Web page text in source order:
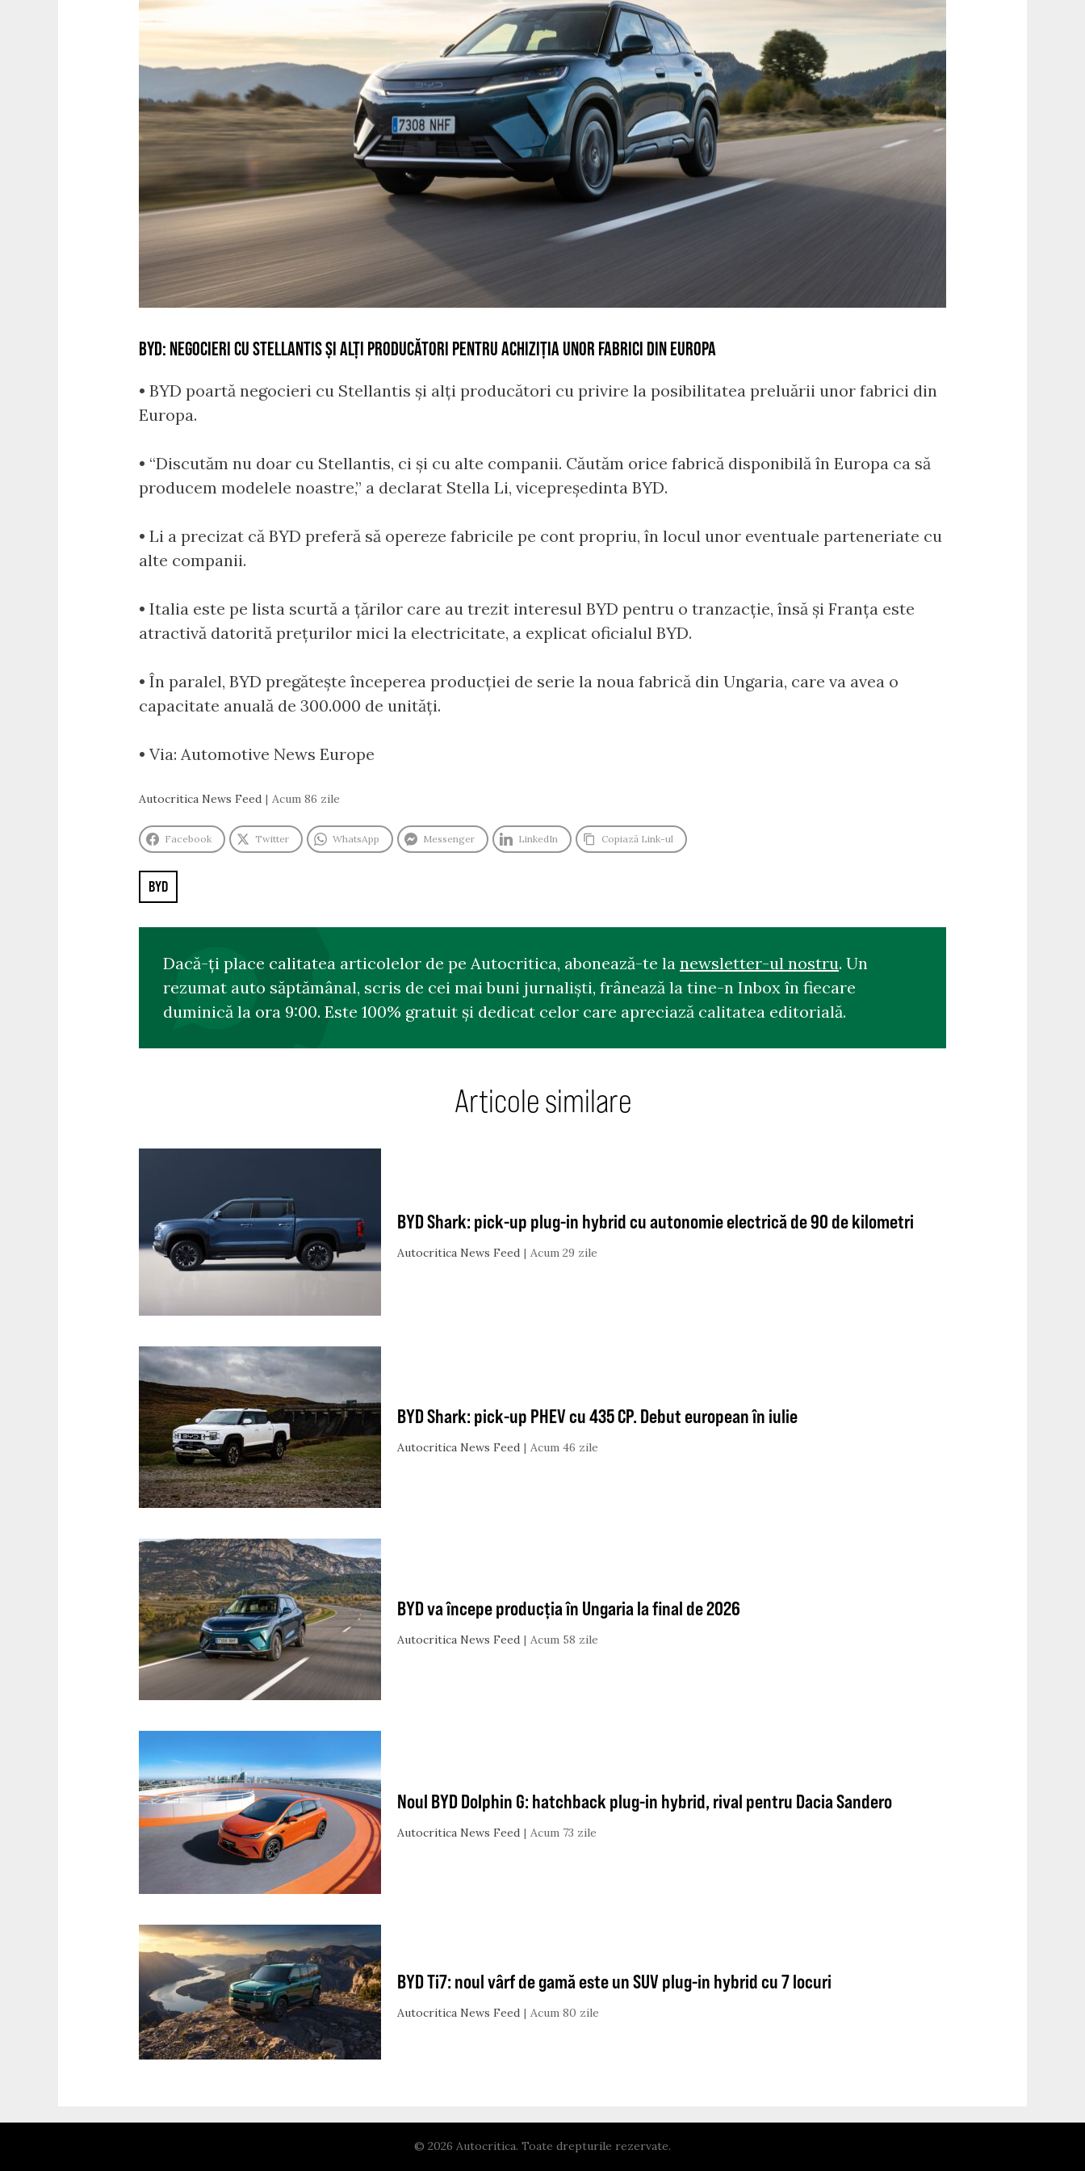
BYD: NEGOCIERI CU STELLANTIS ȘI ALȚI PRODUCĂTORI PENTRU ACHIZIȚIA UNOR FABRICI DIN EUROPA
• BYD poartă negocieri cu Stellantis și alți producători cu privire la posibilitatea preluării unor fabrici din
Europa.
• “Discutăm nu doar cu Stellantis, ci și cu alte companii. Căutăm orice fabrică disponibilă în Europa ca să
producem modelele noastre,” a declarat Stella Li, vicepreședinta BYD.
• Li a precizat că BYD preferă să opereze fabricile pe cont propriu, în locul unor eventuale parteneriate cu
alte companii.
• Italia este pe lista scurtă a țărilor care au trezit interesul BYD pentru o tranzacție, însă și Franța este
atractivă datorită prețurilor mici la electricitate, a explicat oficialul BYD.
• În paralel, BYD pregătește începerea producției de serie la noua fabrică din Ungaria, care va avea o
capacitate anuală de 300.000 de unități.
• Via: Automotive News Europe
Autocritica News Feed Acum 86 zile
Facebook Twitter WhatsApp Messenger LinkedIn Copiază Link-ul
BYD
Dacă-ți place calitatea articolelor de pe Autocritica, abonează-te la newsletter-ul nostru. Un
rezumat auto săptămânal, scris de cei mai buni jurnaliști, frânează la tine-n Inbox în fiecare
duminică la ora 9:00. Este 100% gratuit și dedicat celor care apreciază calitatea editorială.
Articole similare
BYD Shark: pick-up plug-in hybrid cu autonomie electrică de 90 de kilometri
Autocritica News Feed Acum 29 zile
BYD Shark: pick-up PHEV cu 435 CP. Debut european în iulie
Autocritica News Feed Acum 46 zile
BYD va începe producția în Ungaria la final de 2026
Autocritica News Feed Acum 58 zile
Noul BYD Dolphin G: hatchback plug-in hybrid, rival pentru Dacia Sandero
Autocritica News Feed Acum 73 zile
BYD Ti7: noul vârf de gamă este un SUV plug-in hybrid cu 7 locuri
Autocritica News Feed Acum 80 zile
© 2026 Autocritica. Toate drepturile rezervate.